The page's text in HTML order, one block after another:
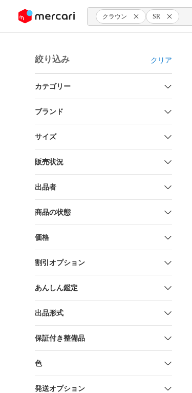
ツにスキップ クラウン SR
絞り込み クリア
カテゴリー
ブランド
サイズ
販売状況
出品者
商品の状態
価格
割引オプション
あんしん鑑定
出品形式
保証付き整備品
色
発送オプション